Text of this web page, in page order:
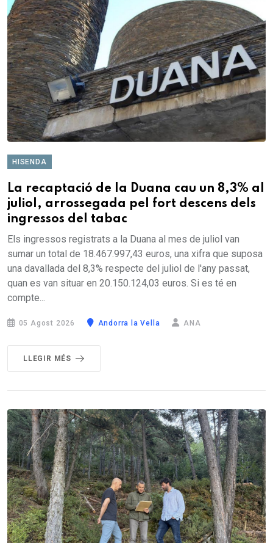
HISENDA
La recaptació de la Duana cau un 8,3% al
juliol, arrossegada pel fort descens dels
ingressos del tabac
Els ingressos registrats a la Duana al mes de juliol van
sumar un total de 18.467.997,43 euros, una xifra que suposa
una davallada del 8,3% respecte del juliol de l'any passat,
quan es van situar en 20.150.124,03 euros. Si es té en
compte...
05 Agost 2026 Andorra la Vella ANA
LLEGIR MÉS